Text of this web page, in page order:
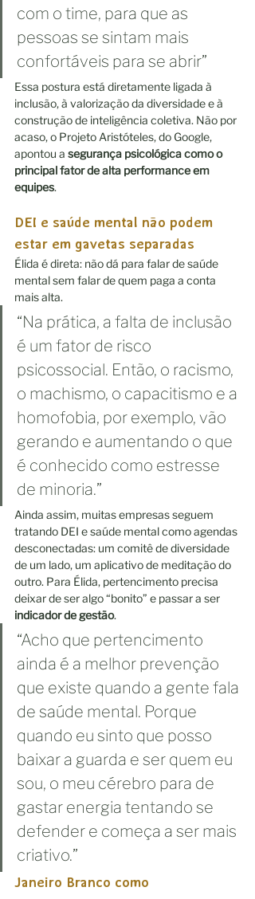
com o time, para que as
pessoas se sintam mais
confortáveis para se abrir”
Essa postura está diretamente ligada à
inclusão, à valorização da diversidade e à
construção de inteligência coletiva. Não por
acaso, o Projeto Aristóteles, do Google,
apontou a segurança psicológica como o
principal fator de alta performance em
equipes.
DEI e saúde mental não podem
estar em gavetas separadas
Élida é direta: não dá para falar de saúde
mental sem falar de quem paga a conta
mais alta.
“Na prática, a falta de inclusão
é um fator de risco
psicossocial. Então, o racismo,
o machismo, o capacitismo e a
homofobia, por exemplo, vão
gerando e aumentando o que
é conhecido como estresse
de minoria.”
Ainda assim, muitas empresas seguem
tratando DEI e saúde mental como agendas
desconectadas: um comitê de diversidade
de um lado, um aplicativo de meditação do
outro. Para Élida, pertencimento precisa
deixar de ser algo “bonito” e passar a ser
indicador de gestão.
“Acho que pertencimento
ainda é a melhor prevenção
que existe quando a gente fala
de saúde mental. Porque
quando eu sinto que posso
baixar a guarda e ser quem eu
sou, o meu cérebro para de
gastar energia tentando se
defender e começa a ser mais
criativo.”
Janeiro Branco como